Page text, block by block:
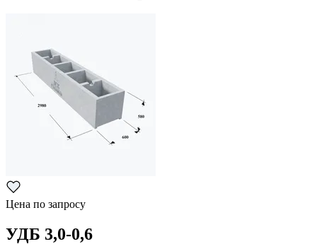
Цена по запросу
УДБ 3,0-0,6